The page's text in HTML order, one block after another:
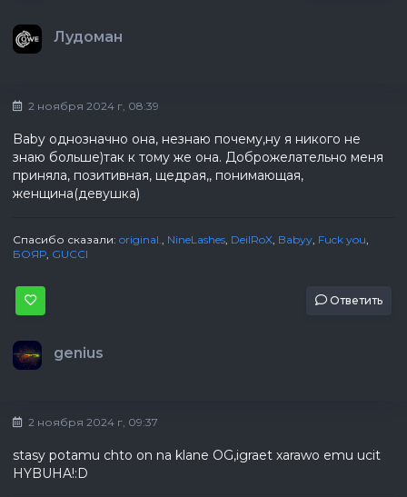
Лудоман
2 ноября 2024 г, 08:39
Baby однозначно она, незнаю почему,ну я никого не
знаю больше)так к тому же она. Доброжелательно меня
приняла, позитивная, щедрая,, понимающая,
женщина(девушка)
Спасибо сказали: original. NineLashes DeilRoX Babyy Fuck you
БОЯР GUCCI
Ответить
genius
2 ноября 2024 г, 09:37
stasy potamu chto on na klane OG,igraet xarawo emu ucit
HYBUHA!:D